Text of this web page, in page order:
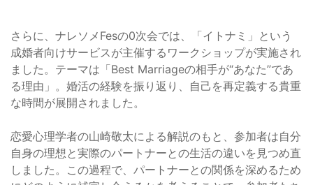
さらに、ナレソメFesの0次会では、「イトナミ」という
成婚者向けサービスが主催するワークショップが実施され
ました。テーマは「Best Marriageの相手が“あなた”であ
る理由」。婚活の経験を振り返り、自己を再定義する貴重
な時間が展開されました。
恋愛心理学者の山崎敬太による解説のもと、参加者は自分
自身の理想と実際のパートナーとの生活の違いを見つめ直
しました。この過程で、パートナーとの関係を深めるため